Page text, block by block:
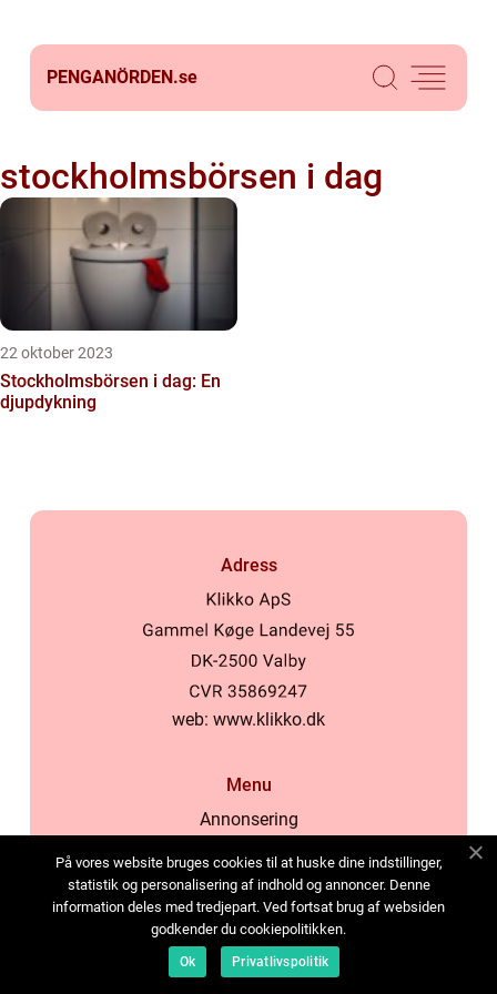
PENGANÖRDEN.se
stockholmsbörsen i dag
22 oktober 2023
Stockholmsbörsen i dag: En
djupdykning
Adress
web: www.klikko.dk
Menu
Annonsering
Cookies
Kontakta oss
Sitemap
På vores website bruges cookies til at huske dine indstillinger,
statistik og personalisering af indhold og annoncer. Denne
information deles med tredjepart. Ved fortsat brug af websiden
godkender du cookiepolitikken.
Ok Privatlivspolitik